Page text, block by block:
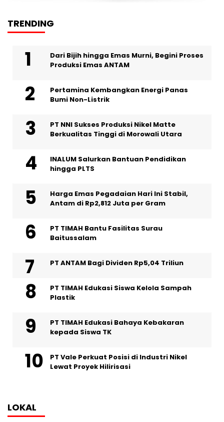
TRENDING
Dari Bijih hingga Emas Murni, Begini Proses
Produksi Emas ANTAM
Pertamina Kembangkan Energi Panas
Bumi Non-Listrik
PT NNI Sukses Produksi Nikel Matte
Berkualitas Tinggi di Morowali Utara
INALUM Salurkan Bantuan Pendidikan
hingga PLTS
Harga Emas Pegadaian Hari Ini Stabil,
Antam di Rp2,812 Juta per Gram
PT TIMAH Bantu Fasilitas Surau
Baitussalam
PT ANTAM Bagi Dividen Rp5,04 Triliun
PT TIMAH Edukasi Siswa Kelola Sampah
Plastik
PT TIMAH Edukasi Bahaya Kebakaran
kepada Siswa TK
PT Vale Perkuat Posisi di Industri Nikel
Lewat Proyek Hilirisasi
LOKAL